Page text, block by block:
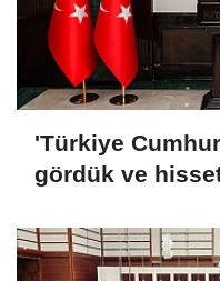
'Türkiye
gördük ve